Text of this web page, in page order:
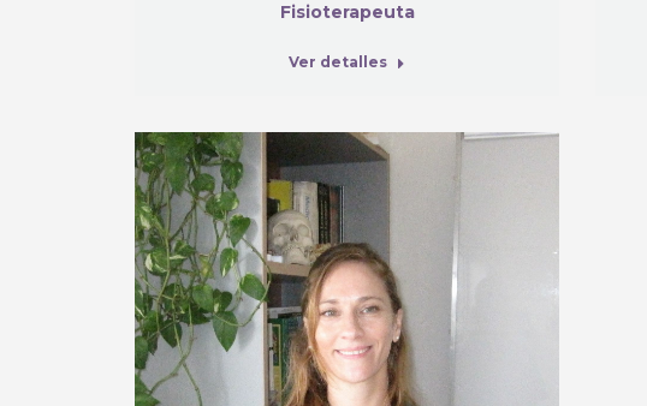
Fisioterapeuta
Ver detalles